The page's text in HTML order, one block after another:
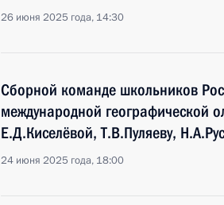
26 июня 2025 года, 14:30
Сборной команде школьников
международной географической
Е.Д.Киселёвой, Т.В.Пуляеву,
24 июня 2025 года, 18:00